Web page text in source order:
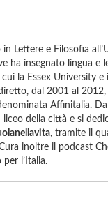
Lettere e Filosofia
ha insegnato lingua e
la Essex University e
dal 2001 al 2012,
Affinitalia.
della città e si
, tramite il
inoltre il podcast
l’Italia.